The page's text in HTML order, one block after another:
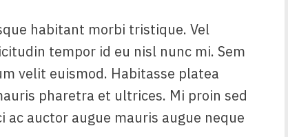
habitant morbi tristique. Vel
tempor id eu nisl nunc mi. Sem
velit euismod. Habitasse platea
pharetra et ultrices. Mi proin sed
auctor augue mauris augue neque